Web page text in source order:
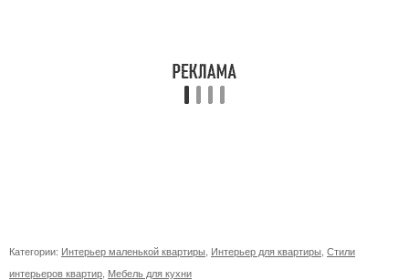
Категории: Интерьер маленькой квартиры, Интерьер для квартиры, Стили
интерьеров квартир, Мебель для кухни